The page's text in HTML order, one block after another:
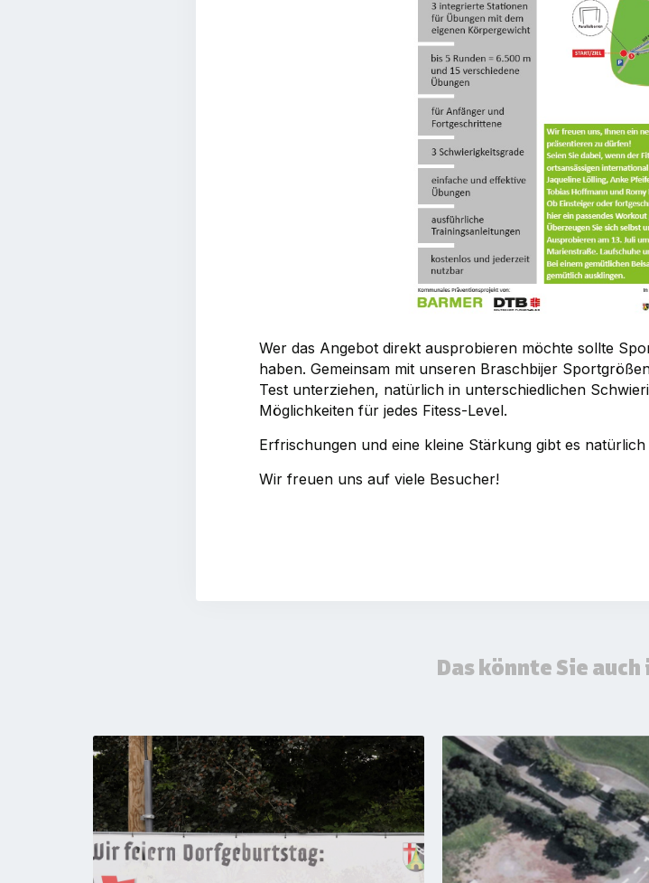
Wer das Angebot direkt ausprobieren möchte sollte
haben. Gemeinsam mit unseren Braschbijer
Test unterziehen, natürlich in unterschiedlichen
Möglichkeiten für jedes Fitess-Level.
Erfrischungen und eine kleine Stärkung gibt es natürlich
Wir freuen uns auf viele Besucher!
Das könnte Sie